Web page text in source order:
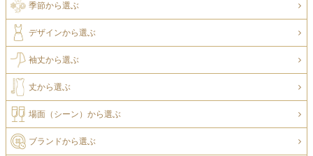
季節から選ぶ
デザインから選ぶ
袖丈から選ぶ
丈から選ぶ
場面（シーン）から選ぶ
ブランドから選ぶ